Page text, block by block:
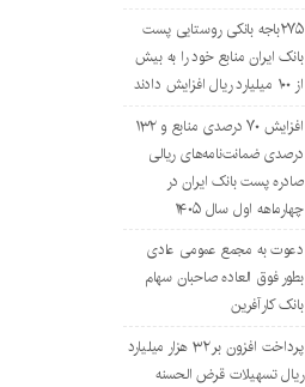
۲۷۵باجه بانکی روستایی پست
بانک ایران منابع خود را به بیش
از ۱۰۰ میلیارد ریال افزایش دادند
افزایش ۷۰ درصدی منابع و ۱۳۲
درصدی ضمانت‌نامه‌های ریالی
صادره پست بانک ایران در
چهارماهه اول سال ۱۴۰۵
دعوت به مجمع عمومی عادی
بطور فوق العاده صاحبان سهام
بانک کارآفرین
پرداخت افزون بر ۳۲ هزار میلیارد
ریال تسهیلات قرض الحسنه